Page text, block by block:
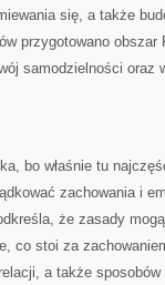
się, a także
przygotowano obszar
samodzielności oraz
bo właśnie tu
zachowania i
że zasady
co stoi za
a także